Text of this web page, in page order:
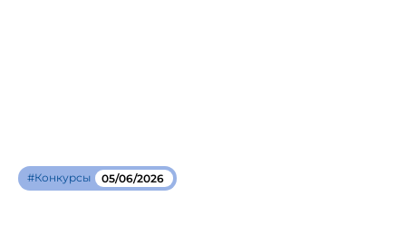
#Конкурсы 05/06/2026